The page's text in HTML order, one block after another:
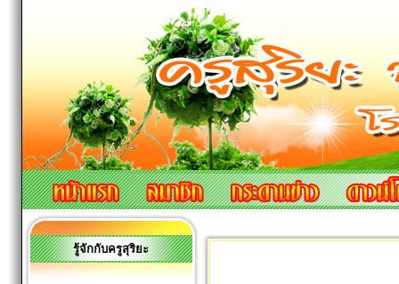
รู้จักกับครูสุริยะ